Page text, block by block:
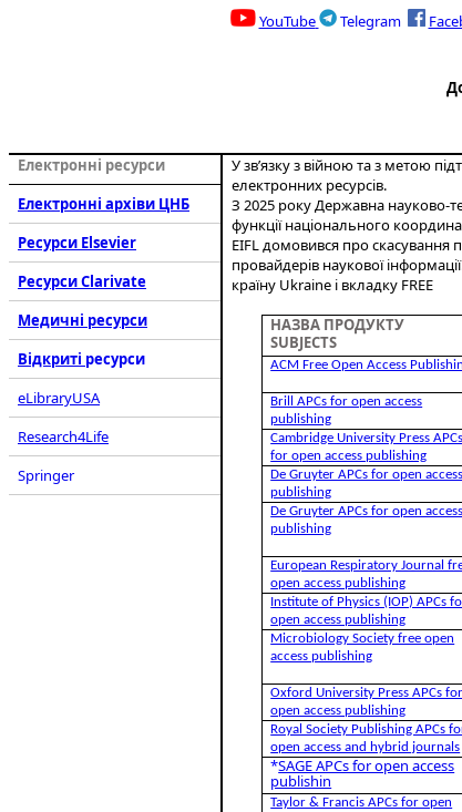
YouTube Telegram
Електронні ресурси
Електронні архіви ЦНБ
Ресурси Elsevier
РесурсиClarivate
Медичні ресурси
Відкриті ресурси
eLibraryUSA
Research4Life
Springer
У зв’язку з війною та з метою
електронних ресурсів.
З 2025 року Державна науково-
функції національного
EIFL домовився про скасування
провайдерів наукової
країну Ukraine і вкладку FREE
НАЗВА ПРОДУКТУ
SUBJECTS
ACM Free Open Access
Brill APCs for open access
publishing
Cambridge University Press APCs
for open access publishing
De Gruyter APCs for open access
publishing
De Gruyter APCs for open access
publishing
European Respiratory Journal
open access publishing
Institute of Physics (IOP) APCs
open access publishing
Microbiology Society free open
access publishing
Oxford University Press APCs for
open access publishing
Royal Society Publishing APCs
open access and hybrid journals
*SAGE APCs for open access
publishin
Taylor & Francis APCs for open